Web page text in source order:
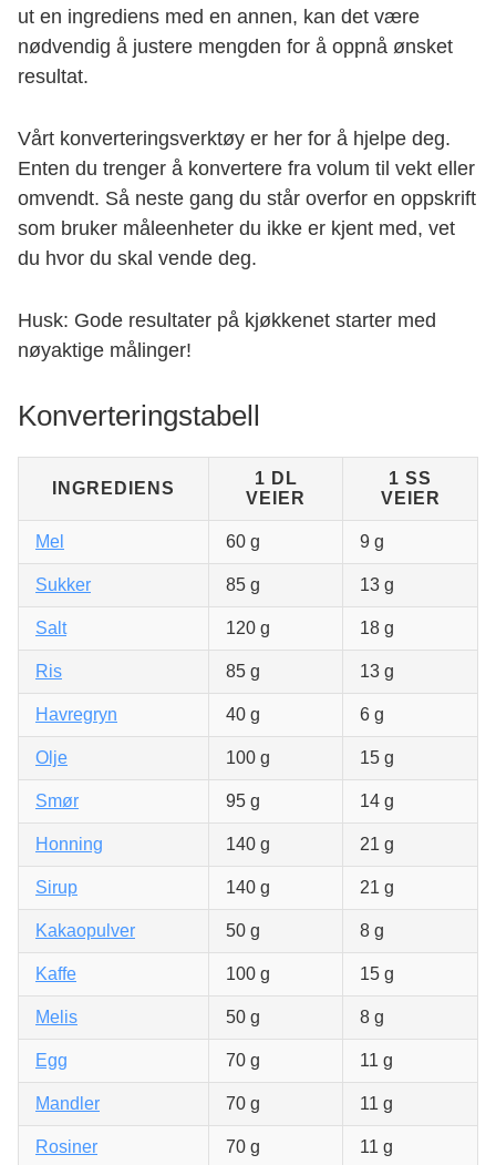
ut en ingrediens med en annen, kan det være
nødvendig å justere mengden for å oppnå ønsket
resultat.
Vårt konverteringsverktøy er her for å hjelpe deg.
Enten du trenger å konvertere fra volum til vekt eller
omvendt. Så neste gang du står overfor en oppskrift
som bruker måleenheter du ikke er kjent med, vet
du hvor du skal vende deg.
Husk: Gode resultater på kjøkkenet starter med
nøyaktige målinger!
Konverteringstabell
INGREDIENS
1 DL
VEIER
1 SS
VEIER
Mel 60 g 9 g
Sukker 85 g 13 g
Salt 120 g 18 g
Ris 85 g 13 g
Havregryn 40 g 6 g
Olje 100 g 15 g
Smør 95 g 14 g
Honning 140 g 21 g
Sirup 140 g 21 g
Kakaopulver 50 g 8 g
Kaffe 100 g 15 g
Melis 50 g 8 g
Egg 70 g 11 g
Mandler 70 g 11 g
Rosiner 70 g 11 g